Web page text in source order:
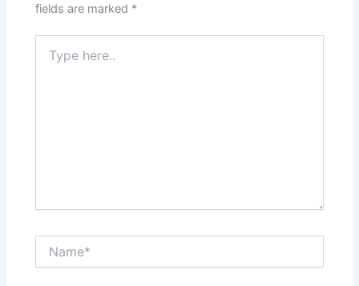
fields are marked *
here..